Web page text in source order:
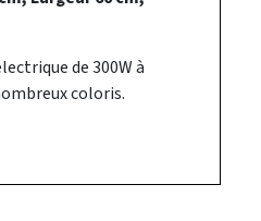
de 300W à
coloris.